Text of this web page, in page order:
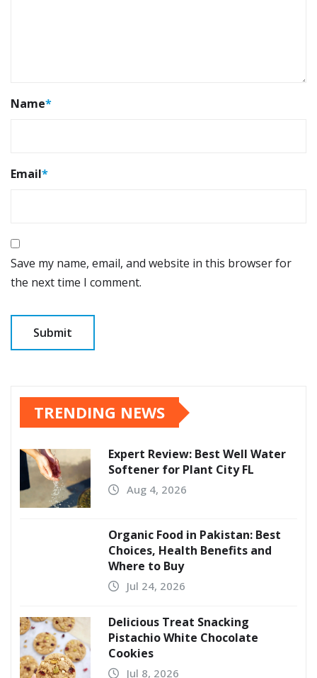
Name*
Email*
Save my name, email, and website in this browser for
the next time I comment.
TRENDING NEWS
Expert Review: Best Well Water
Softener for Plant City FL
Aug 4, 2026
Organic Food in Pakistan: Best
Choices, Health Benefits and
Where to Buy
Jul 24, 2026
Delicious Treat Snacking
Pistachio White Chocolate
Cookies
Jul 8, 2026